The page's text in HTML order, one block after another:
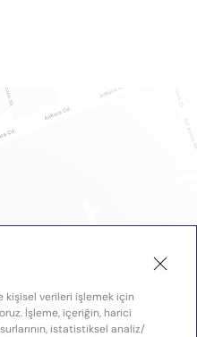
kişisel verileri işlemek için
İşleme, içeriğin, harici
istatistiksel analiz/